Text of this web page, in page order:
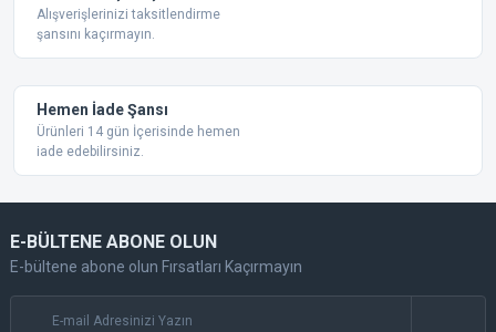
Alışverişlerinizi taksitlendirme
şansını kaçırmayın.
Hemen İade Şansı
Ürünleri 14 gün İçerisinde hemen
iade edebilirsiniz.
E-BÜLTENE ABONE OLUN
E-bültene abone olun Fırsatları Kaçırmayın